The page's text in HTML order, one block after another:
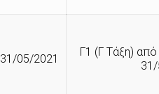
31/05/2021
Γ1 (Γ Τάξη)